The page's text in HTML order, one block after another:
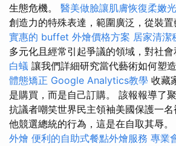
生態危機。 醫美做臉讓肌膚恢復柔嫩
創造力的特殊表達，範圍廣泛，從裝置
實惠的 buffet 外燴價格方案 居家清潔
多元化且經常引起爭議的領域，對社會
白蟻 讓我們詳細研究當代藝術如何塑
體態矯正 Google Analytics教學 收藏
是購買，而是自己訂購。 該報報導了
抗議者嘲笑世界民主領袖美國保護一
他競選總統的行為，這是在自取其辱。
外燴 便利的自助式餐點外燴服務 專業